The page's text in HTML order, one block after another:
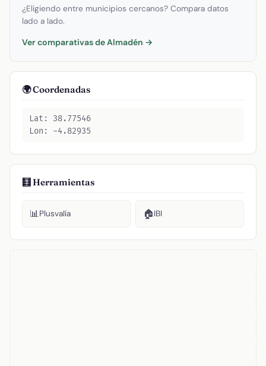
¿Eligiendo entre municipios cercanos? Compara datos
lado a lado.
Ver comparativas de Almadén →
🌍 Coordenadas
Lat: 38.77546
Lon: -4.82935
🧮 Herramientas
📊Plusvalía 🏠IBI